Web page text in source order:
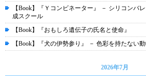
【Book】『Ｙコンビネーター』 － シリコンバ
成スクール
【Book】『おもしろ遺伝子の氏名と使命』
【Book】『犬の伊勢参り』 － 色彩を持たない
2026年7月